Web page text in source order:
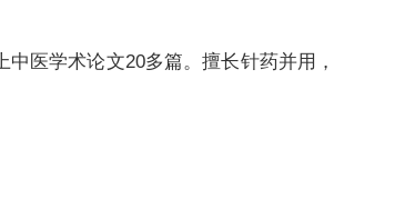
医学术论文20多篇。擅长针药并用，